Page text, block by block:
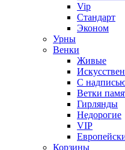
Vip
Стандарт
Эконом
Урны
Венки
Живые
С
Ветки
Гирлянды
Недорогие
VIP
Корзины